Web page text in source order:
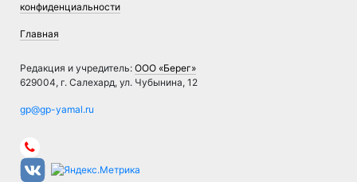
конфиденциальности
Главная
Редакция и учредитель: ООО «Берег»
629004, г. Салехард, ул. Чубынина, 12